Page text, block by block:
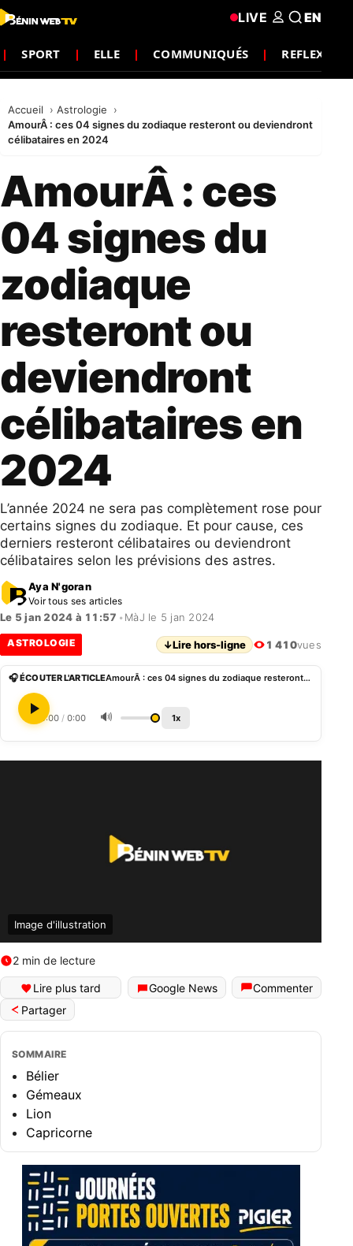
SPORT ELLE COMMUNIQUÉS REFLEXION
LIVE EN
Accueil
Astrologie
AmourÂ : ces 04 signes du zodiaque resteront ou deviendront
célibataires en 2024
AmourÂ : ces
04 signes du
zodiaque
resteront ou
deviendront
célibataires en
2024
L’année 2024 ne sera pas complètement rose pour
certains signes du zodiaque. Et pour cause, ces
derniers resteront célibataires ou deviendront
célibataires selon les prévisions des astres.
Aya N'goran
Voir tous ses articles
Le 5 jan 2024 à 11:57 • MàJ le 5 jan 2024
ASTROLOGIE ↓Lire hors-ligne 1 410vues
🎧 ÉCOUTER L'ARTICLE AmourÂ : ces 04 signes du zodiaque resteront ou deviendront célibataires en 2024
0:00 / 0:00 🔊 1x
Image d'illustration
2 min de lecture
Lire plus tard Google News
Commenter
Partager
SOMMAIRE
Bélier
Gémeaux
Lion
Capricorne